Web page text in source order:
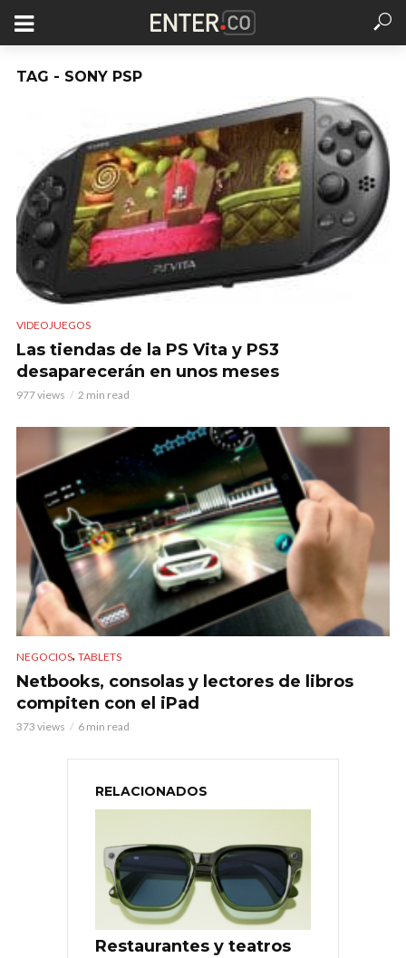
TAG - SONY PSP
VIDEOJUEGOS
Las tiendas de la PS Vita y PS3
desaparecerán en unos meses
977 views 2 min read
NEGOCIOS, TABLETS
Netbooks, consolas y lectores de libros
compiten con el iPad
373 views 6 min read
RELACIONADOS
Restaurantes y teatros